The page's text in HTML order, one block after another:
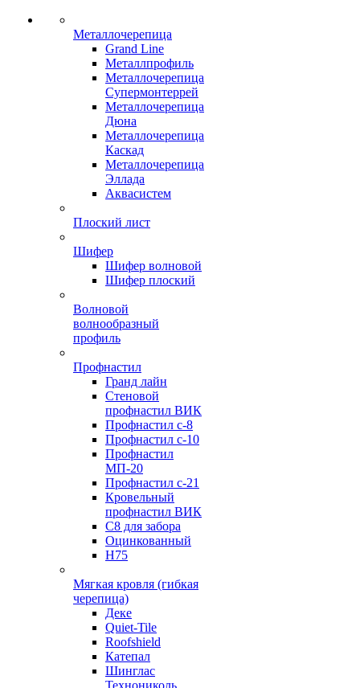
Металлочерепица
Grand Line
Металлпрофиль
Металлочерепица
Супермонтеррей
Металлочерепица
Дюна
Металлочерепица
Каскад
Металлочерепица
Эллада
Аквасистем
Плоский лист
Шифер
Шифер волновой
Шифер плоский
Волновой
волнообразный
профиль
Профнастил
Гранд лайн
Стеновой
профнастил ВИК
Профнастил с-8
Профнастил с-10
Профнастил
МП-20
Профнастил с-21
Кровельный
профнастил ВИК
С8 для забора
Оцинкованный
Н75
Мягкая кровля (гибкая
черепица)
Деке
Quiet-Tile
Roofshield
Катепал
Шинглас
Технониколь